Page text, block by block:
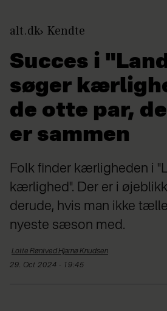
alt.dk Kendte
Succes i
søger
de otte par,
er sammen
Folk finder kærligheden i
kærlighed". Der er i
derude, hvis man ikke
nyeste sæson med.
Lotte Røntved HjarnøKnudsen
29. Oct 2024 - 19:45